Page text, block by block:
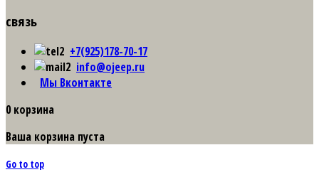
связь
+7(925)178-70-17
info@ojeep.ru
Мы Вконтакте
0 корзина
Ваша корзина пуста
Go to top